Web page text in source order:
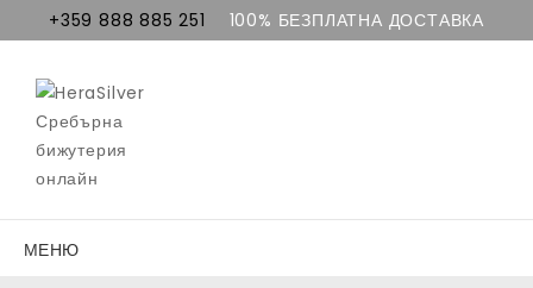
+359 888 885 251 100% БЕЗПЛАТНА ДОСТАВКА
МЕНЮ